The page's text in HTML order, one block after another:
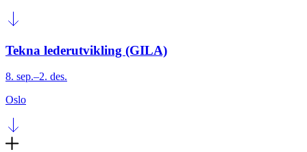
Tekna lederutvikling (GILA)
8. sep.–2. des.
Oslo